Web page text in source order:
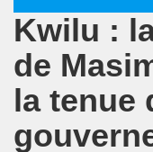
Kwilu :
de
la tenue